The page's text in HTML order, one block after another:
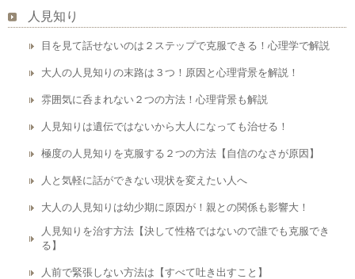
人見知り
目を見て話せないのは２ステップで克服できる！心理学で解説
大人の人見知りの末路は３つ！原因と心理背景を解説！
雰囲気に呑まれない２つの方法！心理背景も解説
人見知りは遺伝ではないから大人になっても治せる！
極度の人見知りを克服する２つの方法【自信のなさが原因】
人と気軽に話ができない現状を変えたい人へ
大人の人見知りは幼少期に原因が！親との関係も影響大！
人見知りを治す方法【決して性格ではないので誰でも克服でき
る】
人前で緊張しない方法は【すべて吐き出すこと】